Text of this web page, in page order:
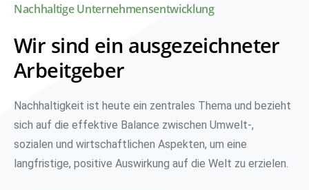
Nachhaltige Unternehmensentwicklung
Wir sind ein ausgezeichneter
Arbeitgeber
Nachhaltigkeit ist heute ein zentrales Thema und bezieht
sich auf die effektive Balance zwischen Umwelt-,
sozialen und wirtschaftlichen Aspekten, um eine
langfristige, positive Auswirkung auf die Welt zu erzielen.